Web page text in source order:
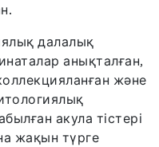
далалық
анықталған,
және
акула тістері
жақын түрге